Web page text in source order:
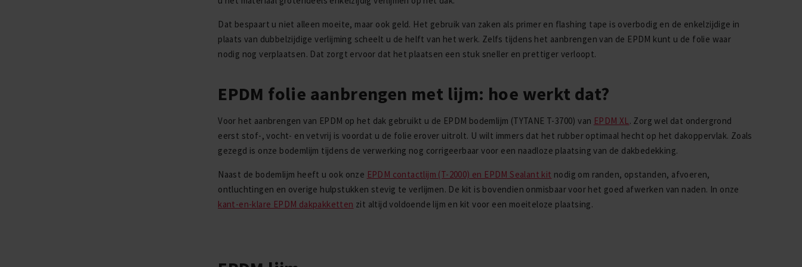
Dat bespaart u niet alleen moeite, maar ook geld. Het gebruik van zaken als primer en flashing tape is overbodig en de enkelzijdige in
plaats van dubbelzijdige verlijming scheelt u de helft van het werk. Zelfs tijdens het aanbrengen van de EPDM kunt u de folie waar
nodig nog verplaatsen. Dat zorgt ervoor dat het plaatsen een stuk sneller en prettiger verloopt.
EPDM folie aanbrengen met lijm: hoe werkt dat?
Voor het aanbrengen van EPDM op het dak gebruikt u de EPDM bodemlijm (TYTANE T-3700) van EPDM XL. Zorg wel dat ondergrond
eerst stof-, vocht- en vetvrij is voordat u de folie erover uitrolt. U wilt immers dat het rubber optimaal hecht op het dakoppervlak. Zoals
gezegd is onze bodemlijm tijdens de verwerking nog corrigeerbaar voor een naadloze plaatsing van de dakbedekking.
Naast de bodemlijm heeft u ook onze EPDM contactlijm (T-2000) en EPDM Sealant kit nodig om randen, opstanden, afvoeren,
ontluchtingen en overige hulpstukken stevig te verlijmen. De kit is bovendien onmisbaar voor het goed afwerken van naden. In onze
kant-en-klare EPDM dakpakketten zit altijd voldoende lijm en kit voor een moeiteloze plaatsing.